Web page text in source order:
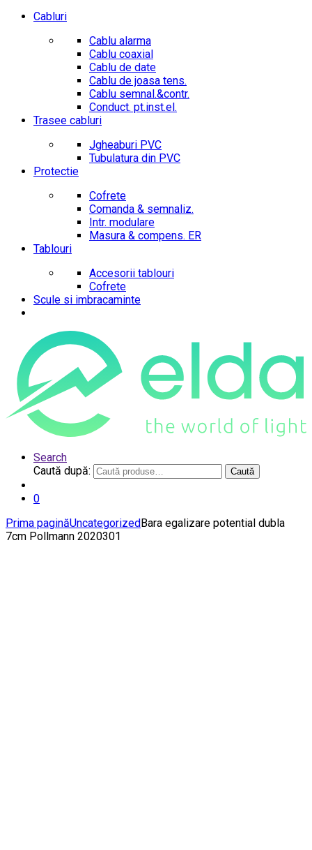
Cabluri
Cablu alarma
Cablu coaxial
Cablu de date
Cablu de joasa tens.
Cablu semnal.&contr.
Conduct. pt.inst.el.
Trasee cabluri
Jgheaburi PVC
Tubulatura din PVC
Protectie
Cofrete
Comanda & semnaliz.
Intr. modulare
Masura & compens. ER
Tablouri
Accesorii tablouri
Cofrete
Scule si imbracaminte
Search
Caută după:
Caută
0
Prima paginăUncategorizedBara egalizare potential dubla
7cm Pollmann 2020301